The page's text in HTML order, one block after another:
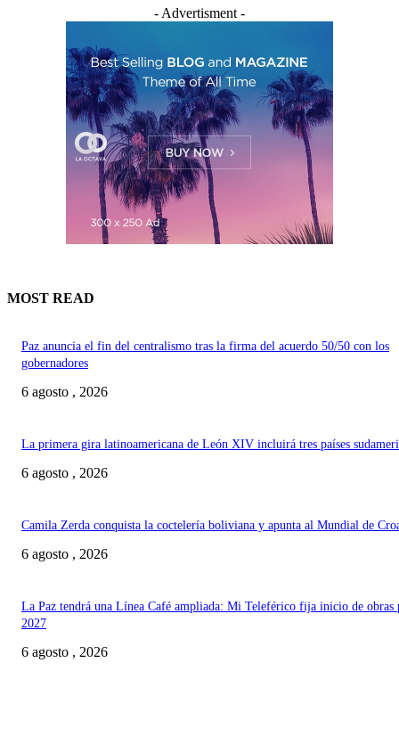
- Advertisment -
MOST READ
Paz anuncia el fin del centralismo tras la firma del acuerdo 50/50 con los
gobernadores
6 agosto , 2026
La primera gira latinoamericana de León XIV incluirá tres países
6 agosto , 2026
Camila Zerda conquista la coctelería boliviana y apunta al Mundial de
6 agosto , 2026
La Paz tendrá una Línea Café ampliada: Mi Teleférico fija inicio de obras
2027
6 agosto , 2026